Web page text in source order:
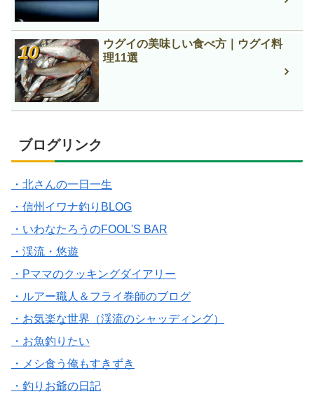
ウグイの美味しい食べ方｜ウグイ料
理11選
ブログリンク
・北さんの一日一生
・信州イワナ釣りBLOG
・いわなたろうのFOOL'S BAR
・渓流・悠遊
・Pママのクッキングダイアリー
・ルアー職人＆フライ巻師のブログ
・お気楽な世界（渓流のシャッディング）
・お魚釣りたい
・メシ食う俺もすきずき
・釣りお爺の日記